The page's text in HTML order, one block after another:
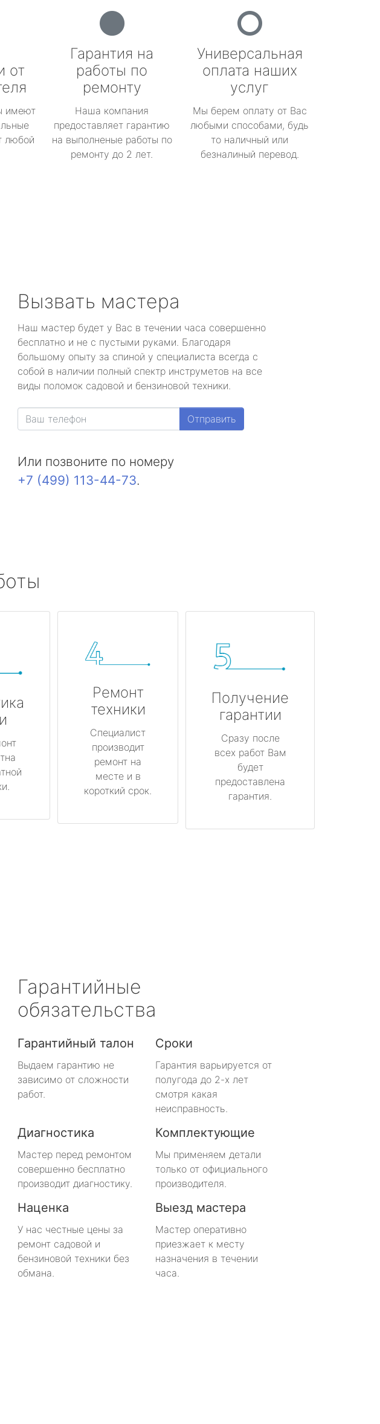
от
имеют
любой
Гарантия на
работы по
ремонту
Наша компания
предоставляет гарантию
на выполненые работы по
ремонту до 2 лет.
Универсальная
оплата наших
услуг
Мы берем оплату от Вас
любыми способами, будь
то наличный или
безналиный перевод.
Вызвать мастера
Наш мастер будет у Вас в течении часа совершенно
бесплатно и не с пустыми руками. Благодаря
большому опыту за спиной у специалиста всегда с
собой в наличии полный спектр инструметов на все
виды поломок садовой и бензиновой техники.
Отправить
Или позвоните по номеру
+7 (499) 113-44-73.
Ремонт
техники
Специалист
производит
ремонт на
месте и в
короткий срок.
Получение
гарантии
Сразу после
всех работ Вам
будет
предоставлена
гарантия.
Гарантийные
обязательства
Гарантийный талон
Выдаем гарантию не
зависимо от сложности
работ.
Сроки
Гарантия варьируется от
полугода до 2-х лет
смотря какая
неисправность.
Диагностика
Мастер перед ремонтом
совершенно бесплатно
производит диагностику.
Комплектующие
Мы применяем детали
только от официального
производителя.
Наценка
У нас честные цены за
ремонт садовой и
бензиновой техники без
обмана.
Выезд мастера
Мастер оперативно
приезжает к месту
назначения в течении
часа.